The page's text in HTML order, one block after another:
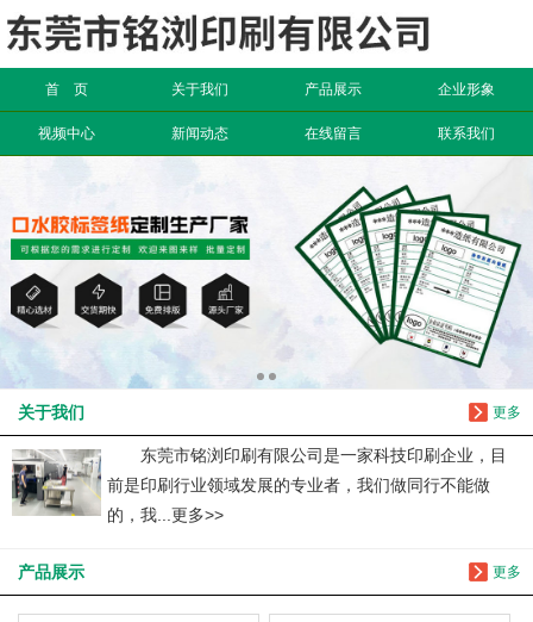
首 页 关于我们 产品展示 企业形象
视频中心 新闻动态 在线留言 联系我们
更多
关于我们
东莞市铭浏印刷有限公司是一家科技印刷企业，目
前是印刷行业领域发展的专业者，我们做同行不能做
的，我...更多>>
更多
产品展示
搜索